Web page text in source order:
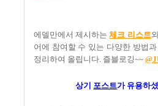
에델만에서 제시하는체크 리스트
어에 참여할 수 있는 다양한 방법
정리하여 올립니다. 즐블로깅~~
상기 포스트가유용하